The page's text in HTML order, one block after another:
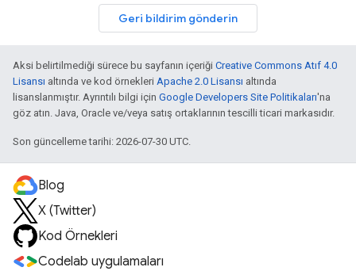
Geri bildirim gönderin
Aksi belirtilmediği sürece bu sayfanın içeriği Creative Commons Atıf 4.0
Lisansı altında ve kod örnekleri Apache 2.0 Lisansı altında
lisanslanmıştır. Ayrıntılı bilgi için Google Developers Site Politikaları'na
göz atın. Java, Oracle ve/veya satış ortaklarının tescilli ticari markasıdır.
Son güncelleme tarihi: 2026-07-30 UTC.
Blog
X (Twitter)
Kod Örnekleri
Codelab uygulamaları